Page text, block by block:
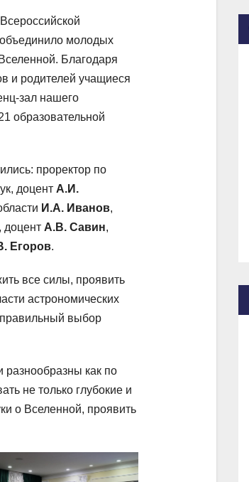
молодых
Благодаря
и родителей учащиеся
зал нашего
образовательной
проректор по
доцент А.И.
И.А. Иванов,
доцент А.В. Савин,
Егоров.
все силы, проявить
астрономических
правильный выбор
как по
не только глубокие и
о Вселенной, проявить